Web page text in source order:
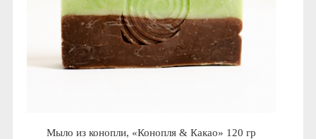
Мыло из конопли, «Конопля & Какао» 120 гр